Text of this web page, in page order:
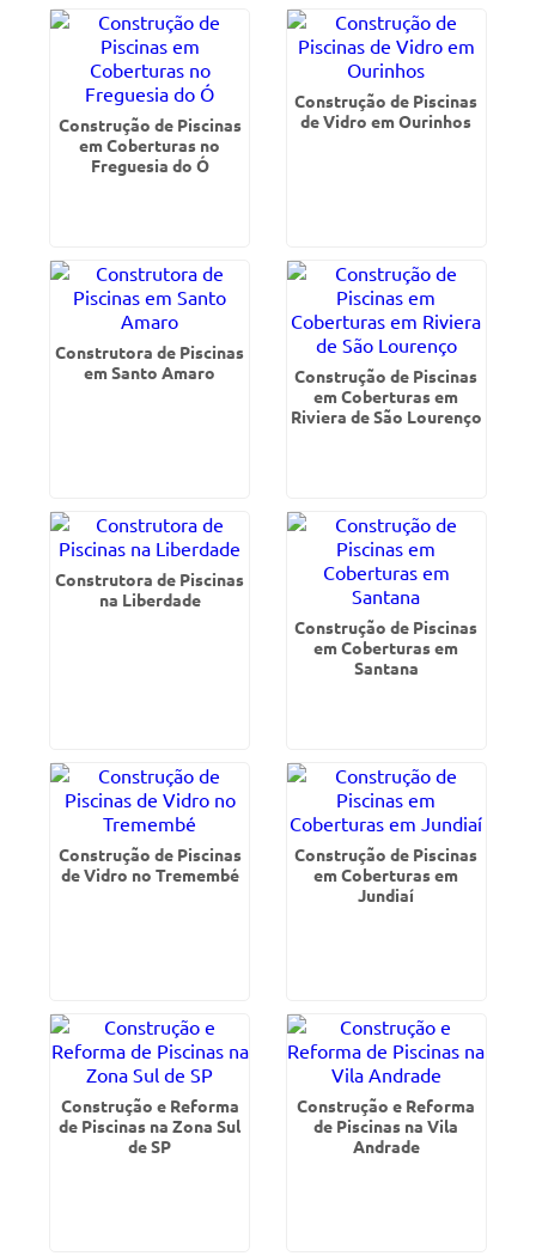
Construção de Piscinas
em Coberturas no
Freguesia do Ó
Construção de Piscinas
de Vidro em Ourinhos
Construtora de Piscinas
em Santo Amaro
Construção de Piscinas
em Coberturas em
Riviera de São Lourenço
Construtora de Piscinas
na Liberdade
Construção de Piscinas
em Coberturas em
Santana
Construção de Piscinas
de Vidro no Tremembé
Construção de Piscinas
em Coberturas em
Jundiaí
Construção e Reforma
de Piscinas na Zona Sul
de SP
Construção e Reforma
de Piscinas na Vila
Andrade